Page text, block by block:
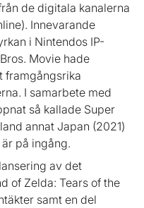
de digitala kanalerna
Innevarande
i Nintendos IP-
Movie hade
framgångsrika
I samarbete med
så kallade Super
annat Japan (2021)
på ingång.
av det
of Zelda: Tears of the
samt en del